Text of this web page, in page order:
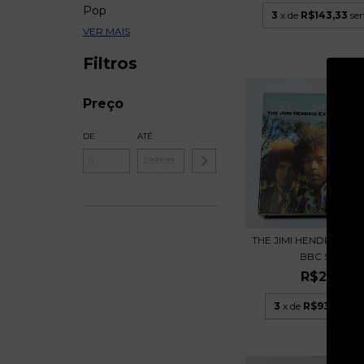
Pop
VER MAIS
Filtros
Preço
DE ATÉ
3 x de R$143,33
THE JIMI HENDRIX
BBC SESSIO...
R$279,99
3 x de R$93,33